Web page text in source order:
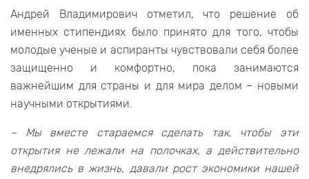
Андрей Владимирович отметил, что решение об
именных стипендиях было принято для того, чтобы
молодые ученые и аспиранты чувствовали себя более
защищенно и комфортно, пока занимаются
важнейшим для страны и для мира делом – новыми
научными открытиями.
– Мы вместе стараемся сделать так, чтобы эти
открытия не лежали на полочках, а действительно
внедрялись в жизнь, давали рост экономики нашей